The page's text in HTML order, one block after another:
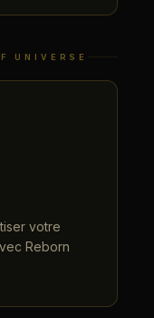
UNIVERSE
votre
Reborn